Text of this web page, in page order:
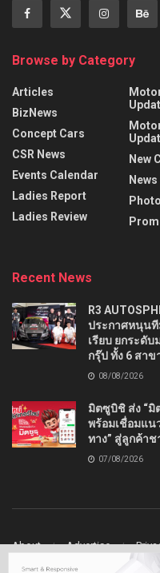
Browse by Category
Articles
BizNews
Concept Cars
CSR News
Events Calendar
Ladies Report
Ladies Review
New
News
Recent News
R3
ประกาศหนุนที
เรียบ ยกระดั
กรุ๊ป ทั้ง 6 สา
08/08/2026
มิตซูบิชิ ส่ง “
พร้อมเชื่อมแน
ทาง” สู่ลูกค้าช
07/08/2026
About Advertise